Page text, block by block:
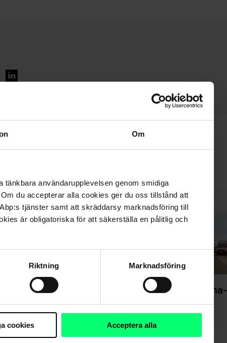
Om
användarupplevelsen genom smidiga
du accepterar alla cookies ger du oss tillstånd att
tjänster samt att skräddarsy marknadsföring till
är obligatoriska för att säkerställa en pålitlig och
Riktning Marknadsföring
cookies Acceptera alla
Hur
attacken
Aktia stöder UNICEFs Ukraina-
insamling